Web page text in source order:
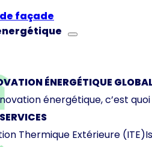
façade
ÉNERGÉTIQUE
énergétique, c’est quoi
Thermique Extérieure (ITE)